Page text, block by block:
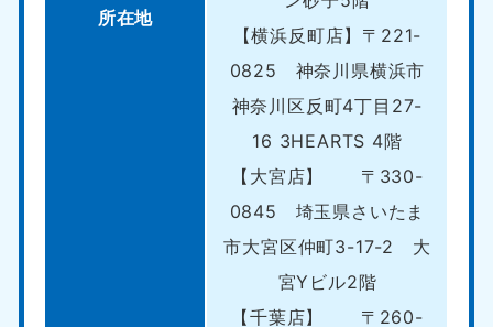
所在地
【横浜反町店】〒221-
0825 神奈川県横浜市
神奈川区反町4丁目27-
16 3HEARTS 4階
【大宮店】 〒330-
0845 埼玉県さいたま
市大宮区仲町3-17-2 大
宮Yビル2階
【千葉店】 〒260-